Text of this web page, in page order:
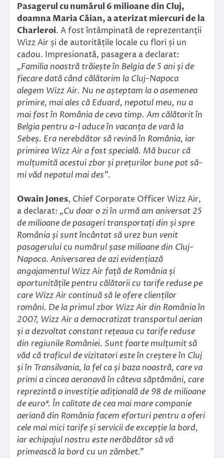
Pasagerul cu numărul 6 milioane din Cluj,
doamna Maria Căian, a aterizat miercuri de la
Charleroi. A fost întâmpinată de reprezentanții
Wizz Air și de autoritățile locale cu flori și un
cadou. Impresionată, pasagera a declarat:
„Familia noastră trăiește în Belgia de 5 ani și de
fiecare dată când călătorim la Cluj-Napoca
alegem Wizz Air. Nu ne așteptam la o asemenea
primire, mai ales că Eduard, nepotul meu, nu a
mai fost în România de ceva timp. Am călătorit în
Belgia pentru a-l aduce în vacanța de vară la
Sebeș. Era nerebdător să revină în România, iar
primirea Wizz Air a fost specială. Mă bucur că
mulțumită acestui zbor și prețurilor bune pot să-
mi văd nepotul mai des”.
Owain Jones, Chief Corporate Officer Wizz Air,
a declarat: „Cu doar o zi în urmă am aniversat 25
de milioane de pasageri transportați din și spre
România și sunt încântat să urez bun venit
pasagerului cu numărul șase milioane din Cluj-
Napoca. Aniversarea de azi evidențiază
angajamentul Wizz Air față de România și
oportunitățile pentru călătorii cu tarife reduse pe
care Wizz Air continuă să le ofere clienților
români. De la primul zbor Wizz Air din România în
2007, Wizz Air a democratizat transportul aerian
și a dezvoltat constant rețeaua cu tarife reduse
din regiunile României. Sunt foarte mulțumit să
văd că traficul de vizitatori este în creștere în Cluj
și în Transilvania, la fel ca și baza noastră, care va
primi a cincea aeronavă în câteva săptămâni, care
reprezintă o investiție adițională de 98 de milioane
de euro*. În calitate de cea mai mare companie
aeriană din România facem eforturi pentru a oferi
cele mai mici tarife și servicii de excepție la bord,
iar echipajul nostru este nerăbdător să vă
primească la bord cu un zâmbet.”